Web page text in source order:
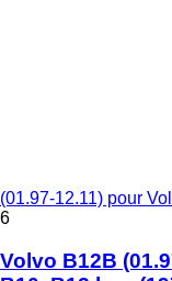
(01.97-12.11) pour
6
Volvo B12B